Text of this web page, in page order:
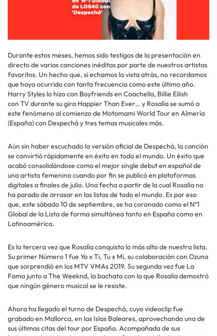
Durante estos meses, hemos sido testigos de la presentación en
directo de varias canciones inéditas por parte de nuestros artistas
favoritos. Un hecho que, si echamos la vista atrás, no recordamos
que haya ocurrido con tanta frecuencia como este último año.
Harry Styles lo hizo con Boyfriends en Coachella, Billie Eilish
con TV durante su gira Happier Than Ever… y Rosalía se sumó a
este fenómeno al comienzo de Motomami World Tour en Almería
(España) con Despechá y tres temas musicales más.
Aún sin haber escuchado la versión oficial de Despechá, la canción
se convirtió rápidamente en éxito en todo el mundo. Un éxito que
acabó consolidándose como el mejor single debut en español de
una artista femenina cuando por fin se publicó en plataformas
digitales a finales de julio. Una fecha a partir de la cual Rosalía no
ha parado de arrasar en las listas de todo el mundo. Es por eso
que, este sábado 10 de septiembre, se ha coronado como el Nº1
Global de la Lista de forma simultánea tanto en España como en
Latinoamérica.
Es la tercera vez que Rosalía conquista lo más alto de nuestra lista.
Su primer Número 1 fue Yo x Ti, Tu x Mi, su colaboración con Ozuna
que sorprendió en los MTV VMAs 2019. Su segunda vez fue La
Fama junto a The Weeknd, la bachata con la que Rosalía demostró
que ningún género musical se le resiste.
Ahora ha llegado el turno de Despechá, cuyo videoclip fue
grabado en Mallorca, en las Islas Baleares, aprovechando una de
sus últimas citas del tour por España. Acompañada de sus